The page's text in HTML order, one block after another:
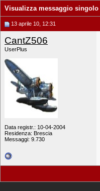
Visualizza messaggio singolo
13 aprile 10, 12:31
CantZ506
UserPlus
Data registr.: 10-04-2004
Residenza: Brescia
Messaggi: 9.730